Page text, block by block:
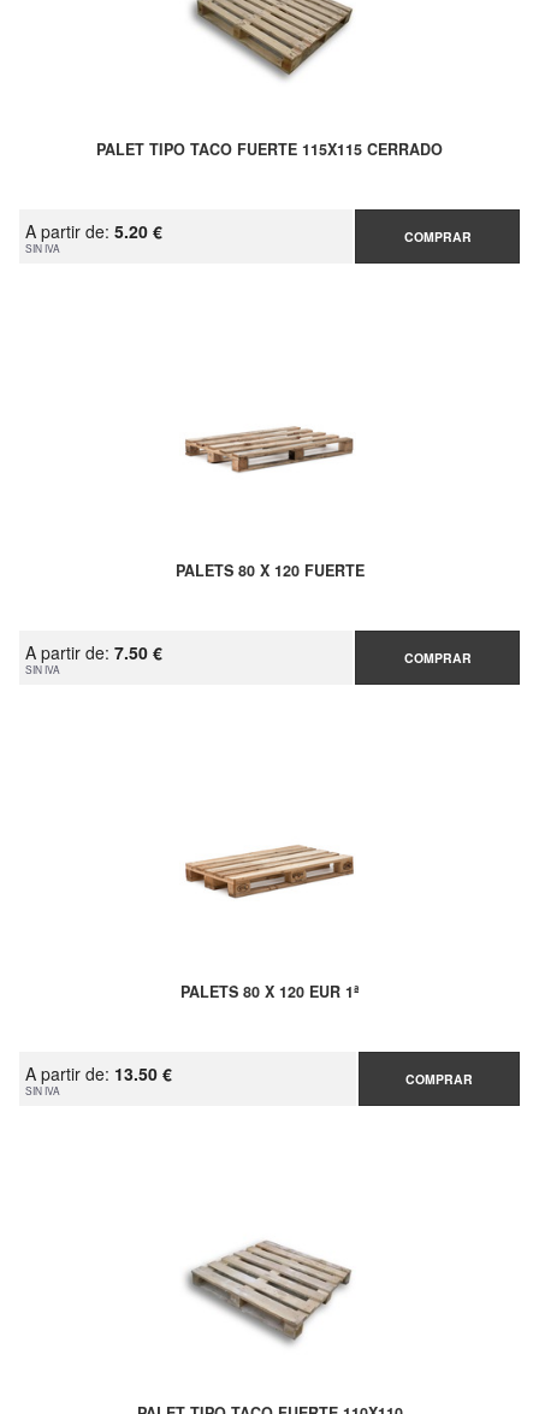
PALET TIPO TACO FUERTE 115X115 CERRADO
A partir de: 5.20 €
SIN IVA
COMPRAR
PALETS 80 X 120 FUERTE
A partir de: 7.50 €
SIN IVA
COMPRAR
PALETS 80 X 120 EUR 1ª
A partir de: 13.50 €
SIN IVA
COMPRAR